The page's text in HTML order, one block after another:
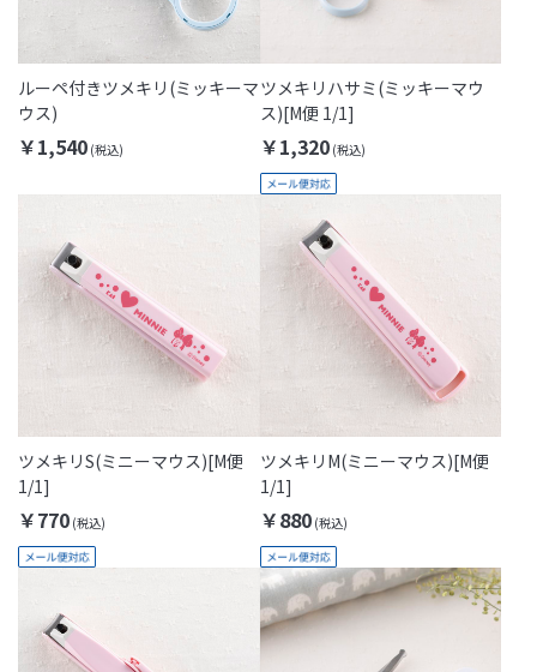
ルーペ付きツメキリ(ミッキーマ
ウス)
￥1,540
ツメキリハサミ(ミッキーマウ
ス)[M便 1/1]
￥1,320
ツメキリS(ミニーマウス)[M便
1/1]
￥770
ツメキリM(ミニーマウス)[M便
1/1]
￥880